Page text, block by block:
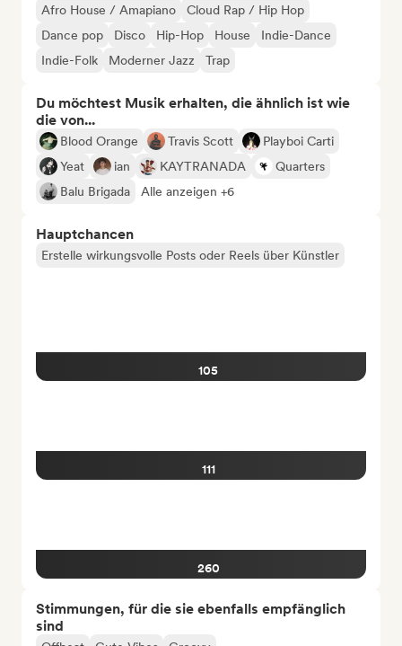
Afro House / Amapiano
Cloud Rap / Hip Hop
Dance pop
Disco Hip-Hop House
Indie-Dance
Indie-Folk
Moderner Jazz Trap
Du möchtest Musik erhalten, die ähnlich ist wie
die von...
Blood Orange Travis Scott
Playboi Carti
Yeat
ian KAYTRANADA
Quarters
Balu Brigada
Alle anzeigen +6
Hauptchancen
Erstelle wirkungsvolle Posts oder Reels über Künstler
105
111
260
Stimmungen, für die sie ebenfalls empfänglich
sind